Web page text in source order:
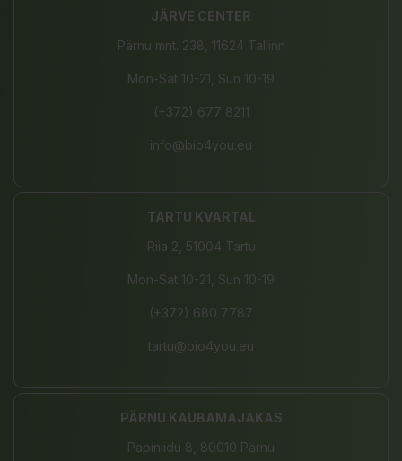
JÄRVE CENTER
Pärnu mnt. 238, 11624 Tallinn
Mon-Sat 10-21, Sun 10-19
(+372) 677 8211
info@bio4you.eu
TARTU KVARTAL
Riia 2, 51004 Tartu
Mon-Sat 10-21, Sun 10-19
(+372) 680 7787
tartu@bio4you.eu
PÄRNU KAUBAMAJAKAS
Papiniidu 8, 80010 Pärnu